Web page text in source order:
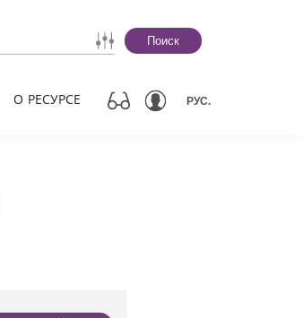
Поиск
О РЕСУРСЕ РУС.